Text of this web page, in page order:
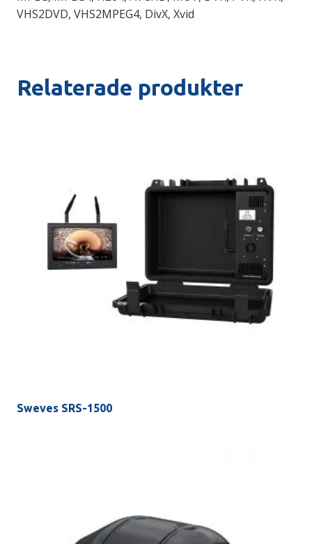
VHS2DVD, VHS2MPEG4, DivX, Xvid
Relaterade produkter
Sweves SRS-1500